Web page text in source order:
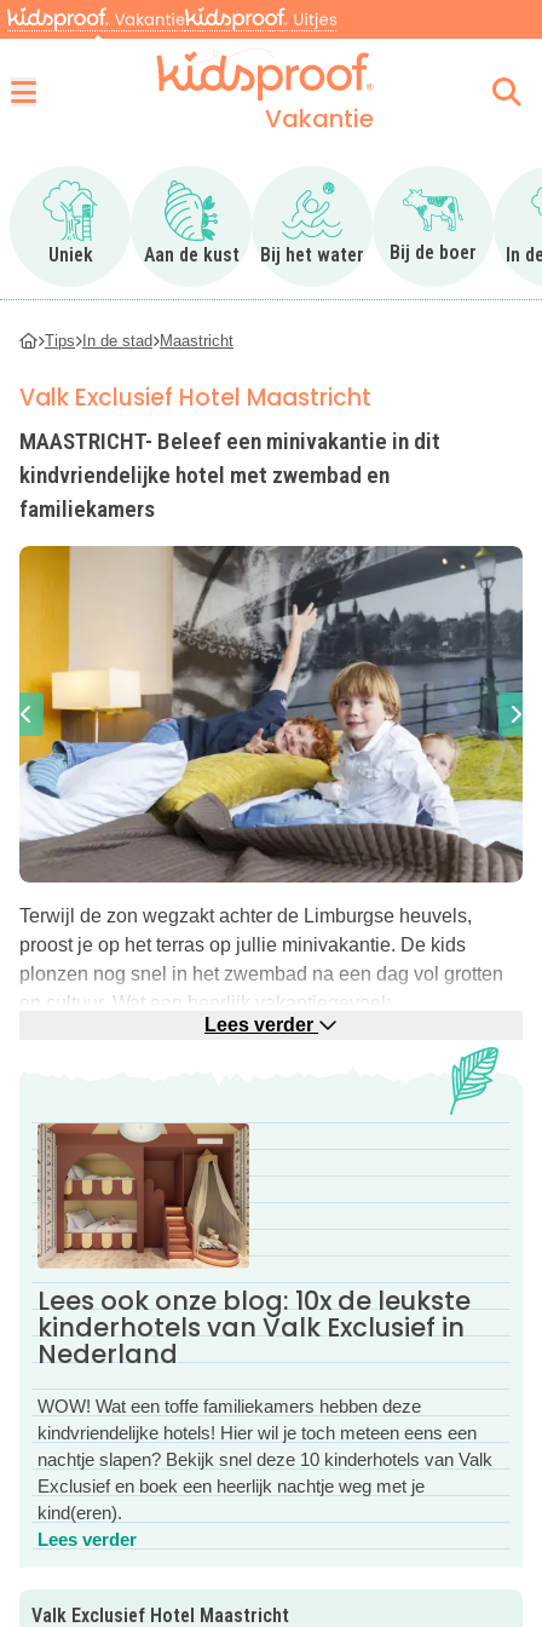
Vakantie
Uniek
Ga naar Uniek
Aan de kust
Ga naar Aan de kust
Bij het water
Ga naar Bij het water
Bij de boer
Ga naar Bij
In
Tips In de stad Maastricht
Valk Exclusief Hotel Maastricht
MAASTRICHT- Beleef een minivakantie in dit
kindvriendelijke hotel met zwembad en
familiekamers
Terwijl de zon wegzakt achter de Limburgse heuvels,
proost je op het terras op jullie minivakantie. De kids
plonzen nog snel in het zwembad na een dag vol grotten
en cultuur. Wat een heerlijk vakantiegevoel:
bourgondische gezelligheid gecombineerd met de luxe en
Wil je Zuid-Limburg ontdekken, maar ook in alle rust
bijkomen? Valk Exclusief Hotel Maastricht is het perfecte
kinderhotel voor een relaxed weekendje weg. Vanuit dit
gastvrije hotel in Maastricht sta je zo op het Vrijthof, terwijl
je geniet van de fijne faciliteiten net buiten de stadsdrukte.
Dit maakt een verblijf hier zo fijn voor gezinnen:
✓ Familiekamers: met 3 of 4 éénpersoonsbedden óf met
een tof stapelbed voor de kinderen
✓ Heerlijk binnenzwembad: De absolute favoriet van de
kids voor een verfrissende duik
✓ Luxe Spa: Ideaal voor ouders om even helemaal op te
laden
✓ Bourgondisch genieten: Kindvriendelijk dineren en een
spectaculair live-cooking ontbijtbuffet
Ruime familiekamers voor het hele gezin
Lees verder
Lees ook onze blog: 10x de leukste
kinderhotels van Valk Exclusief in
Nederland
WOW! Wat een toffe familiekamers hebben deze
kindvriendelijke hotels! Hier wil je toch meteen eens een
nachtje slapen? Bekijk snel deze 10 kinderhotels van Valk
Exclusief en boek een heerlijk nachtje weg met je
kind(eren).
Lees verderLees verder
Valk Exclusief Hotel Maastricht